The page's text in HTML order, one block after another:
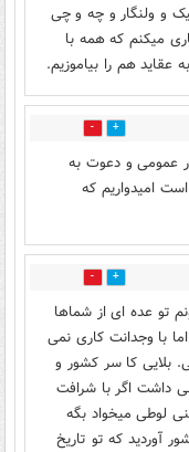
و ولنگار و چه و چی
میکنم که همه با
هم را بیاموزیم.
17
عمومی و دعوت به
امیدواریم که
23
تو عده ای از شماها
با وجدانت کاری نمی
بلایی کا سر کشور و
داشت اگر با شرافت
لوطی میخواد بگه
آوردید که تو تاریخ